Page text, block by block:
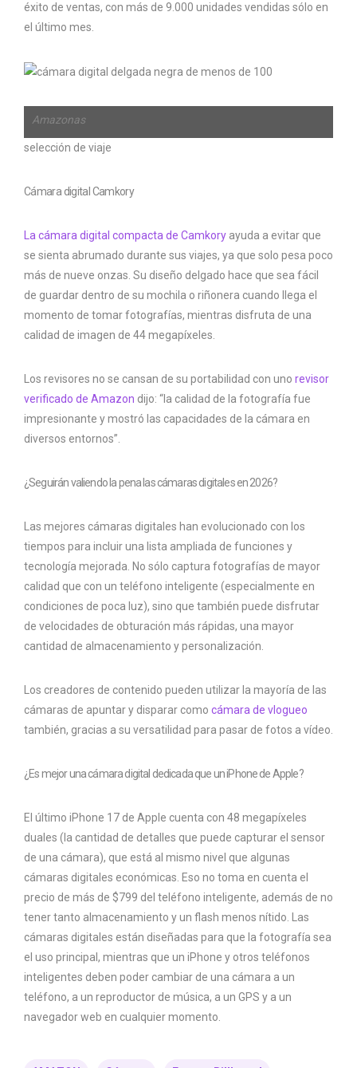
éxito de ventas, con más de 9.000 unidades vendidas sólo en
el último mes.
Amazonas
selección de viaje
Cámara digital Camkory
La cámara digital compacta de Camkory ayuda a evitar que
se sienta abrumado durante sus viajes, ya que solo pesa poco
más de nueve onzas. Su diseño delgado hace que sea fácil
de guardar dentro de su mochila o riñonera cuando llega el
momento de tomar fotografías, mientras disfruta de una
calidad de imagen de 44 megapíxeles.
Los revisores no se cansan de su portabilidad con uno revisor
verificado de Amazon dijo: “la calidad de la fotografía fue
impresionante y mostró las capacidades de la cámara en
diversos entornos”.
¿Seguirán valiendo la pena las cámaras digitales en 2026?
Las mejores cámaras digitales han evolucionado con los
tiempos para incluir una lista ampliada de funciones y
tecnología mejorada. No sólo captura fotografías de mayor
calidad que con un teléfono inteligente (especialmente en
condiciones de poca luz), sino que también puede disfrutar
de velocidades de obturación más rápidas, una mayor
cantidad de almacenamiento y personalización.
Los creadores de contenido pueden utilizar la mayoría de las
cámaras de apuntar y disparar como cámara de vlogueo
también, gracias a su versatilidad para pasar de fotos a vídeo.
¿Es mejor una cámara digital dedicada que un iPhone de Apple?
El último iPhone 17 de Apple cuenta con 48 megapíxeles
duales (la cantidad de detalles que puede capturar el sensor
de una cámara), que está al mismo nivel que algunas
cámaras digitales económicas. Eso no toma en cuenta el
precio de más de $799 del teléfono inteligente, además de no
tener tanto almacenamiento y un flash menos nítido. Las
cámaras digitales están diseñadas para que la fotografía sea
el uso principal, mientras que un iPhone y otros teléfonos
inteligentes deben poder cambiar de una cámara a un
teléfono, a un reproductor de música, a un GPS y a un
navegador web en cualquier momento.